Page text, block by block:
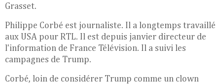
Grasset.
Philippe Corbé est journaliste. Il a longtemps travaillé
aux USA pour RTL. Il est depuis janvier directeur de
l'information de France Télévision. Il a suivi les
campagnes de Trump.
Corbé, loin de considérer Trump comme un clown